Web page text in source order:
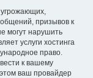
призывов к
могут нарушить
услуги хостинга
право.
к вашему
ваш провайдер